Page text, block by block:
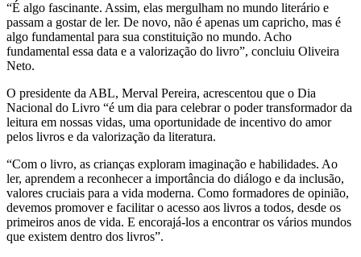
“É algo fascinante. Assim, elas mergulham no mundo literário e
passam a gostar de ler. De novo, não é apenas um capricho, mas é
algo fundamental para sua constituição no mundo. Acho
fundamental essa data e a valorização do livro”, concluiu Oliveira
Neto.
O presidente da ABL, Merval Pereira, acrescentou que o Dia
Nacional do Livro “é um dia para celebrar o poder transformador da
leitura em nossas vidas, uma oportunidade de incentivo do amor
pelos livros e da valorização da literatura.
“Com o livro, as crianças exploram imaginação e habilidades. Ao
ler, aprendem a reconhecer a importância do diálogo e da inclusão,
valores cruciais para a vida moderna. Como formadores de opinião,
devemos promover e facilitar o acesso aos livros a todos, desde os
primeiros anos de vida. E encorajá-los a encontrar os vários mundos
que existem dentro dos livros”.